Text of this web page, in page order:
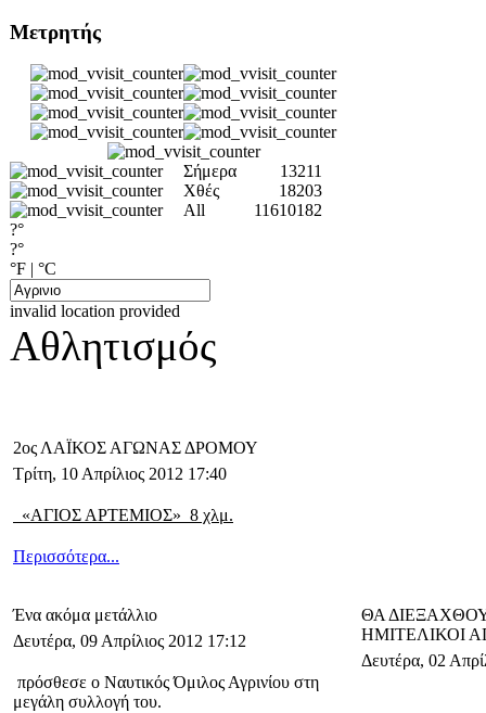
Μετρητής
Σήμερα
13211
Χθές
18203
All
11610182
?°
?°
°F | °C
invalid location provided
Αθλητισμός
2ος ΛΑΪΚΟΣ ΑΓΩΝΑΣ ΔΡΟΜΟΥ
Τρίτη, 10 Απρίλιος 2012 17:40
«ΑΓΙΟΣ ΑΡΤΕΜΙΟΣ» 8 χλμ.
Περισσότερα...
Ένα ακόμα μετάλλιο
Δευτέρα, 09 Απρίλιος 2012 17:12
πρόσθεσε ο Ναυτικός Όμιλος Αγρινίου στη
μεγάλη συλλογή του.
ΘΑ
ΗΜΙΤΕΛΙΚΟΙ
Δευτέρα, 02